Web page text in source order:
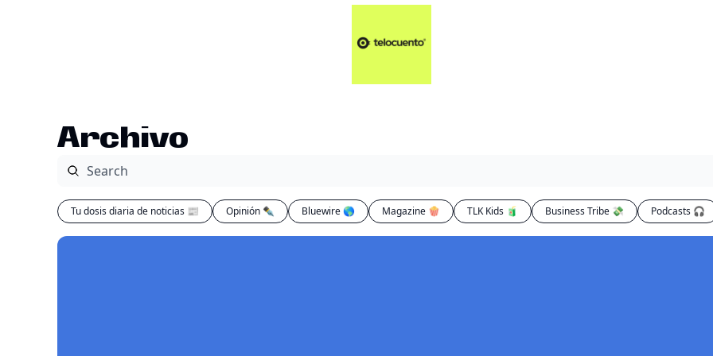
Archivo
Tu dosis diaria de noticias 📰 Opinión ✒️ Bluewire 🌎 Magazine 🍿 TLK Kids 🧃 Business Tribe 💸 Podcasts 🎧